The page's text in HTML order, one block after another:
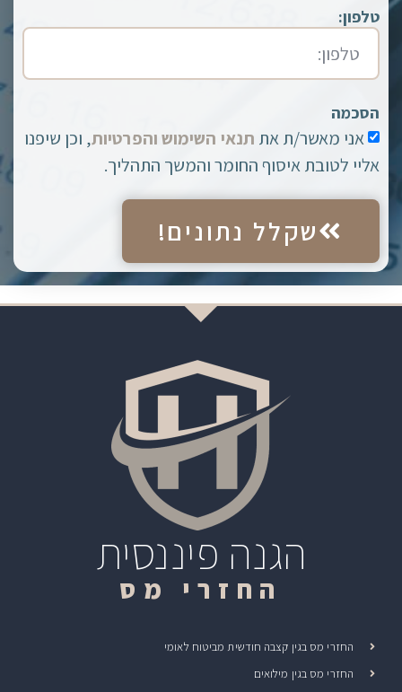
טלפון:
הסכמה
אני מאשר/ת את תנאי השימוש והפרטיות, וכן שיפנו
אליי לטובת איסוף החומר והמשך התהליך.
שקלל נתונים!
הגנה פיננסית
החזרי מס
החזרי מס בגין קצבה חודשית מביטוח לאומי
החזרי מס בגין מילואים